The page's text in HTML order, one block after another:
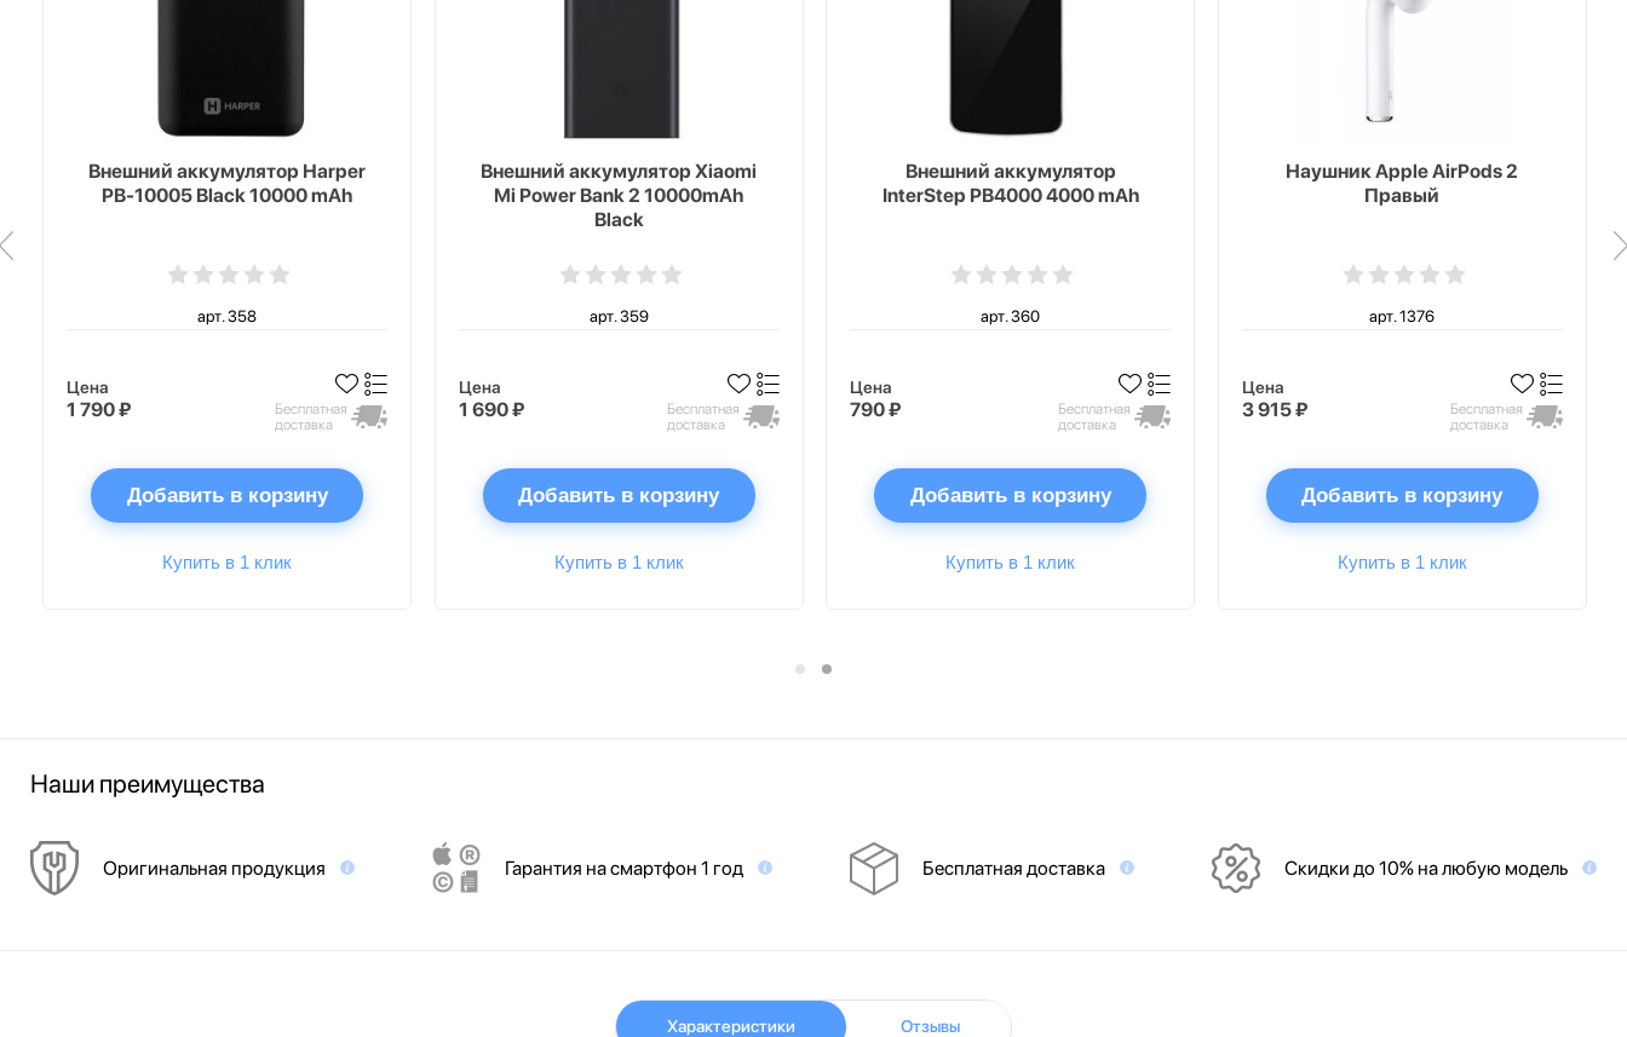
Внешний аккумулятор Harper
PB-10005 Black 10000 mAh
арт. 358
Цена
1 790 ₽
Бесплатная
доставка
Добавить в корзину
Купить в 1 клик
Внешний аккумулятор Xiaomi
Mi Power Bank 2 10000mAh
Black
арт. 359
Цена
1 690 ₽
Бесплатная
доставка
Добавить в корзину
Купить в 1 клик
Внешний аккумулятор
InterStep PB4000 4000 mAh
арт. 360
Цена
790 ₽
Бесплатная
доставка
Добавить в корзину
Купить в 1 клик
Наушник Apple AirPods 2
Правый
арт. 1376
Цена
3 915 ₽
Бесплатная
доставка
Добавить в корзину
Купить в 1 клик
Наши преимущества
Оригинальная продукция Гарантия на смартфон 1 год Бесплатная доставка Скидки до 10% на любую модель
Характеристики Отзывы